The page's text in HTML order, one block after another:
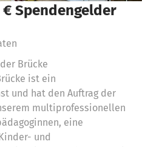
Spendengelder
Brücke
ist ein
und hat den Auftrag der
multiprofessionellen
eine
und